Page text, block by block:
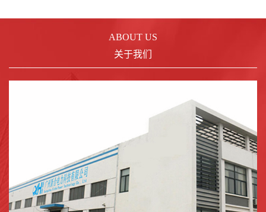
ABOUT US
关于我们